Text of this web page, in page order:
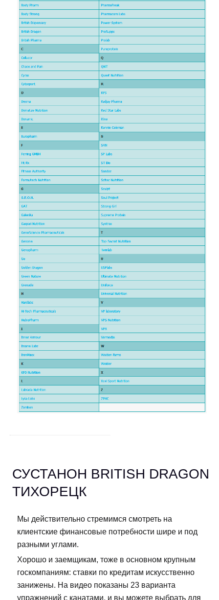
СУСТАНОН BRITISH DRAGON
ТИХОРЕЦК
Мы действительно стремимся смотреть на
клиентские финансовые потребности шире и под
разными углами.
Хорошо и заемщикам, тоже в основном крупным
госкомпаниям: ставки по кредитам искусственно
занижены. На видео показаны 23 варианта
упражнений с канатами, и вы можете выбрать для